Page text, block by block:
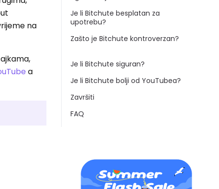
na
a
Je li Bitchute besplatan za
upotrebu?
Zašto je Bitchute kontroverzan?
Je li Bitchute siguran?
Je li Bitchute bolji od YouTubea?
Završiti
FAQ